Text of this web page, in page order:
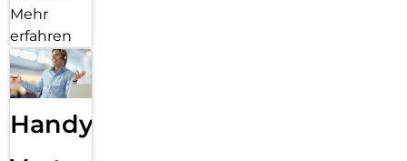
Mehr
erfahren
Handy